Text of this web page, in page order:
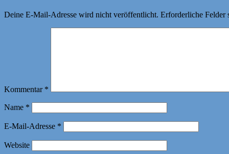
Deine E-Mail-Adresse wird nicht veröffentlicht. Erforderliche Felder
Kommentar *
Name *
E-Mail-Adresse *
Website